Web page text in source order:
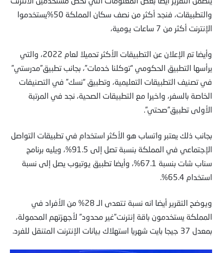
والتطبيقات، فنجد أكثر من نصف سكان المملكة 50%يستخدموا
الإنترنت أكثر من 7 ساعات يومية،
وأيضا تم الإعلان عن التطبيقات الأكثر تحميلا لعام 2022، والتي
يرأسها التطبيق الحكومي “توكلنا خدمات”، بجانب تطبيق”مدرستي”
في تصنيف التطبيقات التعليمية، وتطبيق “نسك” في التصنيفات
الخاصة بالسفر، واخيرا مع التطبيقات الصحية، نجد في المرتبة
الأولى تطبيق”صحتي”.
بجانب ذلك يعتبر واتساب هو الأكثر استخدام في تطبيقات التواصل
الإجتماعي في المملكة بنسبة تصل إلى 91.5%، ويليه برنامج
سناب شات بنسبة 67.1%، وأيضا تطبيق يوتيوب يصل إلى نسبة
استخدام 65.4%.
ويوضح التقرير أيضا انه نسبة تتعدى الـ 28% من الأفراد في
المملكة يستخدمون باقة إنترنت”غير محدود” لأجهزتهم المحمولة،
بمعدل 37 جيجا بايت شهريا استهلاك بيانات الإنترنت المتنقل للفرد.